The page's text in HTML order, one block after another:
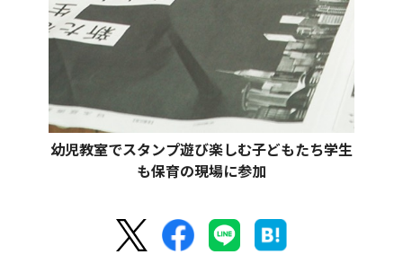
幼児教室でスタンプ遊び楽しむ子どもたち学生
も保育の現場に参加